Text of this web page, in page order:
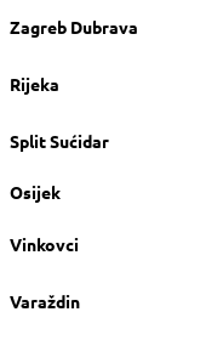
Zagreb Dubrava
Rijeka
Split Sućidar
Osijek
Vinkovci
Varaždin